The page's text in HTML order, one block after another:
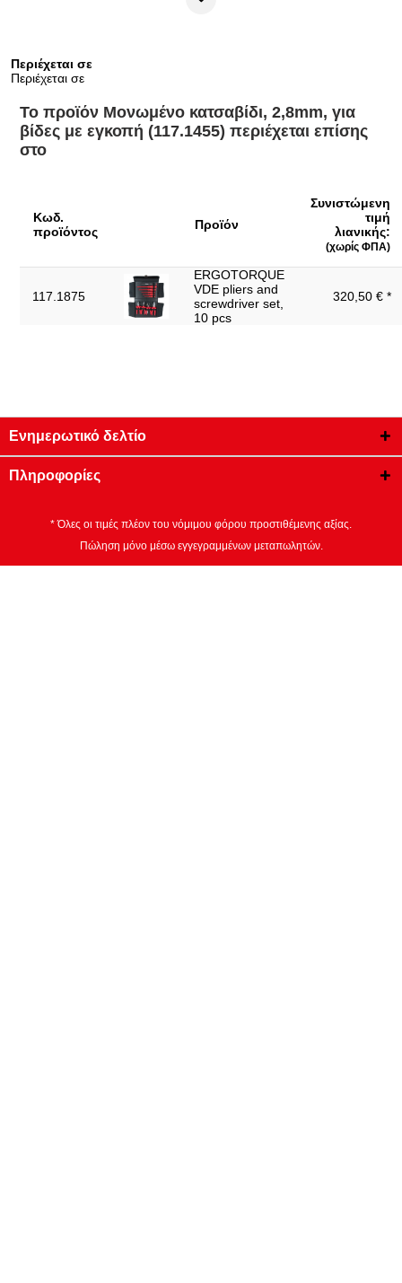
Προφίλ1:
Πρότυπο: IEC 60900
Συνολικό μήκος L1 σε mm: 150
Μύτη S2 ειδικού χάλυβα,
Λαβή 1 υλικού
Ναι
Περιέχεται σε
Περιέχεται σε
Το προϊόν Μονωμένο κατσαβίδι, 2,8mm, για
βίδες με εγκοπή (117.1455) περιέχεται επίσης
στο
Κωδ.
προϊόντος
Προϊόν
Συνιστώμενη
τιμή
λιανικής:
(χωρίς ΦΠΑ)
117.1875
ERGOTORQUE
VDE pliers and
screwdriver set,
10 pcs
320,50 € *
Ενημερωτικό δελτίο
Πληροφορίες
* Όλες οι τιμές πλέον του νόμιμου φόρου προστιθέμενης αξίας.
Πώληση μόνο μέσω εγγεγραμμένων μεταπωλητών.